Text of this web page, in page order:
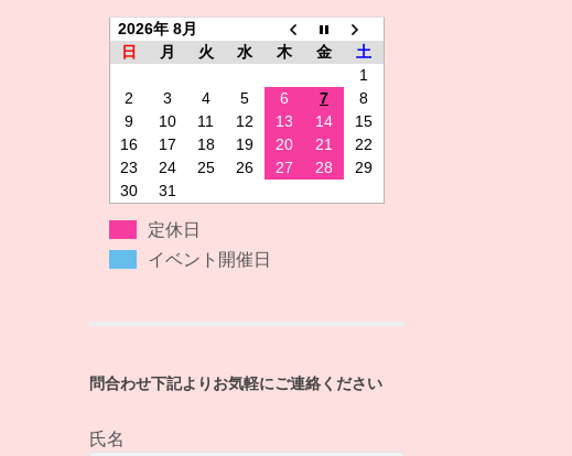
2026年 8月
日
月 火 水 木 金
土
1
2
3 4 5 6 7
8
9
10 11 12 13 14
15
16
17 18 19 20 21
22
23
24 25 26 27 28
29
30
31
定休日
イベント開催日
問合わせ下記よりお気軽にご連絡ください
氏名